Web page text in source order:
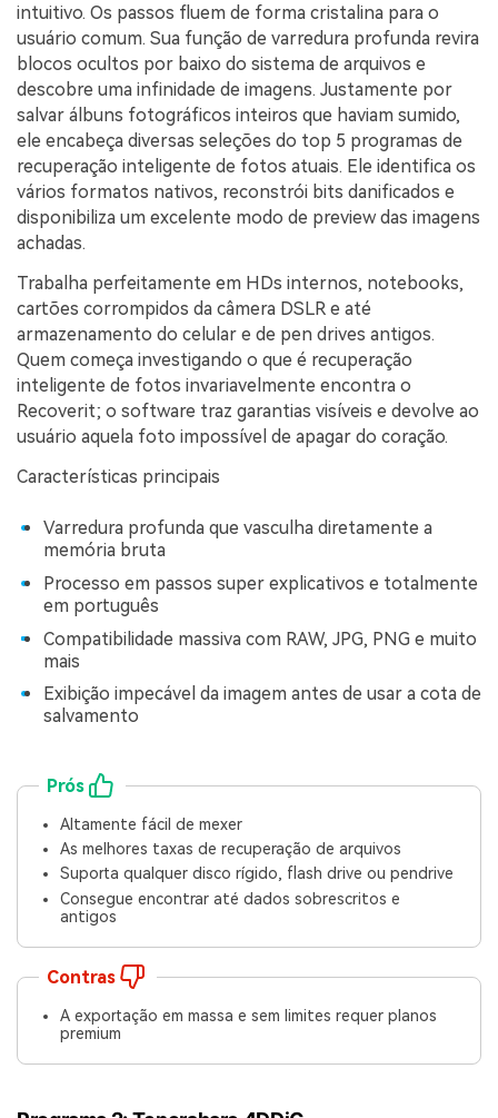
intuitivo. Os passos fluem de forma cristalina para o
usuário comum. Sua função de varredura profunda revira
blocos ocultos por baixo do sistema de arquivos e
descobre uma infinidade de imagens. Justamente por
salvar álbuns fotográficos inteiros que haviam sumido,
ele encabeça diversas seleções do top 5 programas de
recuperação inteligente de fotos atuais. Ele identifica os
vários formatos nativos, reconstrói bits danificados e
disponibiliza um excelente modo de preview das imagens
achadas.
Trabalha perfeitamente em HDs internos, notebooks,
cartões corrompidos da câmera DSLR e até
armazenamento do celular e de pen drives antigos.
Quem começa investigando o que é recuperação
inteligente de fotos invariavelmente encontra o
Recoverit; o software traz garantias visíveis e devolve ao
usuário aquela foto impossível de apagar do coração.
Características principais
Varredura profunda que vasculha diretamente a
memória bruta
Processo em passos super explicativos e totalmente
em português
Compatibilidade massiva com RAW, JPG, PNG e muito
mais
Exibição impecável da imagem antes de usar a cota de
salvamento
Prós
Altamente fácil de mexer
As melhores taxas de recuperação de arquivos
Suporta qualquer disco rígido, flash drive ou pendrive
Consegue encontrar até dados sobrescritos e
antigos
Contras
A exportação em massa e sem limites requer planos
premium